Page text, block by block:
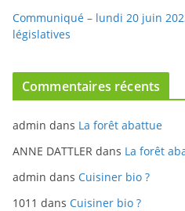
Communiqué – lundi 20 juin
législatives
Commentaires récents
admin dans La forêt abattue
ANNE DATTLER dans La forêt
admin dans Cuisiner bio ?
1011 dans Cuisiner bio ?